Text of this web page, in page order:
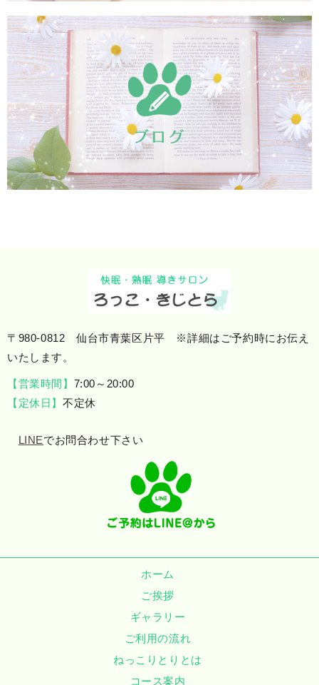
〒980-0812 仙台市青葉区片平 ※詳細はご予約時にお伝え
いたします。
【営業時間】 7:00～20:00
【定休日】 不定休
LINEでお問合わせ下さい
ホーム
ご挨拶
ギャラリー
ご利用の流れ
ねっこりとりとは
コース案内